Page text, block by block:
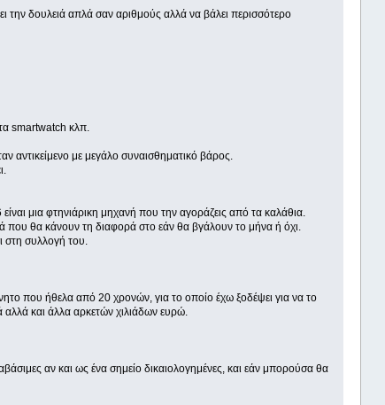
την δουλειά απλά σαν αριθμούς αλλά να βάλει περισσότερο
τα smartwatch κλπ.
αντικείμενο με μεγάλο συναισθηματικό βάρος.
μια φτηνιάρικη μηχανή που την αγοράζεις από τα καλάθια.
που θα κάνουν τη διαφορά στο εάν θα βγάλουν το μήνα ή όχι.
στη συλλογή του.
που ήθελα από 20 χρονών, για το οποίο έχω ξοδέψει για να το
και άλλα αρκετών χιλιάδων ευρώ.
αν και ως ένα σημείο δικαιολογημένες, και εάν μπορούσα θα